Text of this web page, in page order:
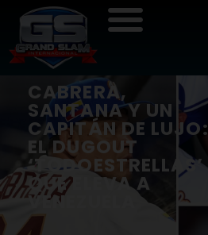
CABRERA,
SANTANA Y UN
CAPITÁN DE LUJO:
EL DUGOUT
‘TODOESTRELLAS’
QUE ELEVA A
VENEZUELA